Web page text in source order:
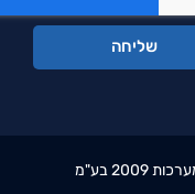
שליחה
בע"מ